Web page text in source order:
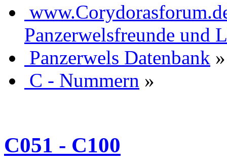
Panzerwelsfreunde und
Panzerwels Datenbank »
C - Nummern »
C051 - C100